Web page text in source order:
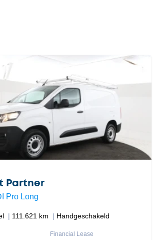
Partner
Pro Long
111.621 km Handgeschakeld
Financial Lease